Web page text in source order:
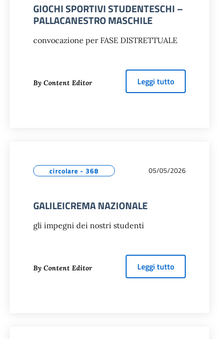
GIOCHI SPORTIVI STUDENTESCHI –
PALLACANESTRO MASCHILE
convocazione per FASE DISTRETTUALE
By Content Editor Leggi tuttoabout
circolare - 368 05/05/2026
GALILEICREMA NAZIONALE
gli impegni dei nostri studenti
By Content Editor Leggi tuttoabout